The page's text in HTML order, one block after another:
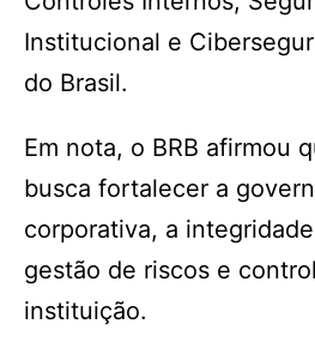
Institucional e
do Brasil.
Em nota, o BRB afirmou
busca fortalecer a
corporativa, a
gestão de riscos e
instituição.